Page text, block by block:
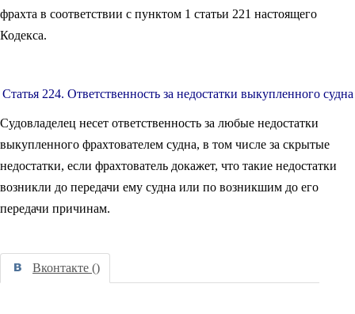
фрахта в соответствии с пунктом 1 статьи 221 настоящего
Кодекса.
Статья 224. Ответственность за недостатки выкупленного судна
Судовладелец несет ответственность за любые недостатки
выкупленного фрахтователем судна, в том числе за скрытые
недостатки, если фрахтователь докажет, что такие недостатки
возникли до передачи ему судна или по возникшим до его
передачи причинам.
Вконтакте ()